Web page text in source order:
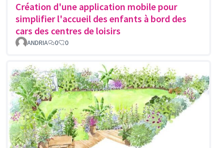
Création d'une application mobile pour
simplifier l'accueil des enfants à bord des
cars des centres de loisirs
ANDRIA 0 0